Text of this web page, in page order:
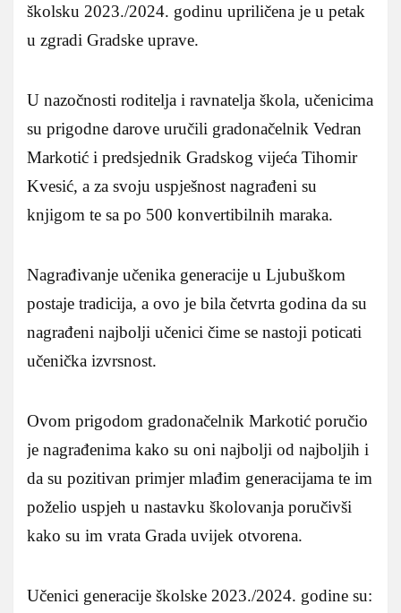
školsku 2023./2024. godinu upriličena je u petak
u zgradi Gradske uprave.
U nazočnosti roditelja i ravnatelja škola, učenicima
su prigodne darove uručili gradonačelnik Vedran
Markotić i predsjednik Gradskog vijeća Tihomir
Kvesić, a za svoju uspješnost nagrađeni su
knjigom te sa po 500 konvertibilnih maraka.
Nagrađivanje učenika generacije u Ljubuškom
postaje tradicija, a ovo je bila četvrta godina da su
nagrađeni najbolji učenici čime se nastoji poticati
učenička izvrsnost.
Ovom prigodom gradonačelnik Markotić poručio
je nagrađenima kako su oni najbolji od najboljih i
da su pozitivan primjer mlađim generacijama te im
poželio uspjeh u nastavku školovanja poručivši
kako su im vrata Grada uvijek otvorena.
Učenici generacije školske 2023./2024. godine su: